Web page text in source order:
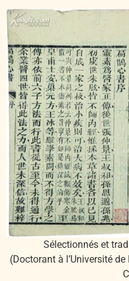
Sélectionnés et
(Doctorant à l’Université